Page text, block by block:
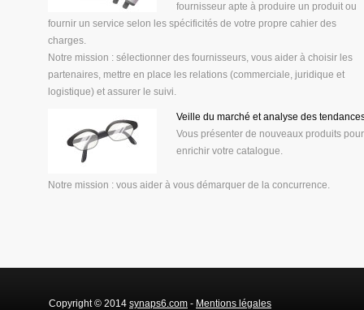
fournisseur apte à produire un produit ou
fournir un service selon les spécificités de votre propre cahier des
charges.
Notre mission : sélectionner des fournisseurs, vous aider à choisir les
partenaires, mettre en place les relations (commerciale, juridique et
logistique) et assurer le suivi.
Veille du marché et analyse des
Vous présenter de nouveaux produits pour
enrichir votre catalogue.
Notre mission : vous aider à vous démarquer de la concurrence.
Copyright © 2014 synaps6.com - Mentions légales